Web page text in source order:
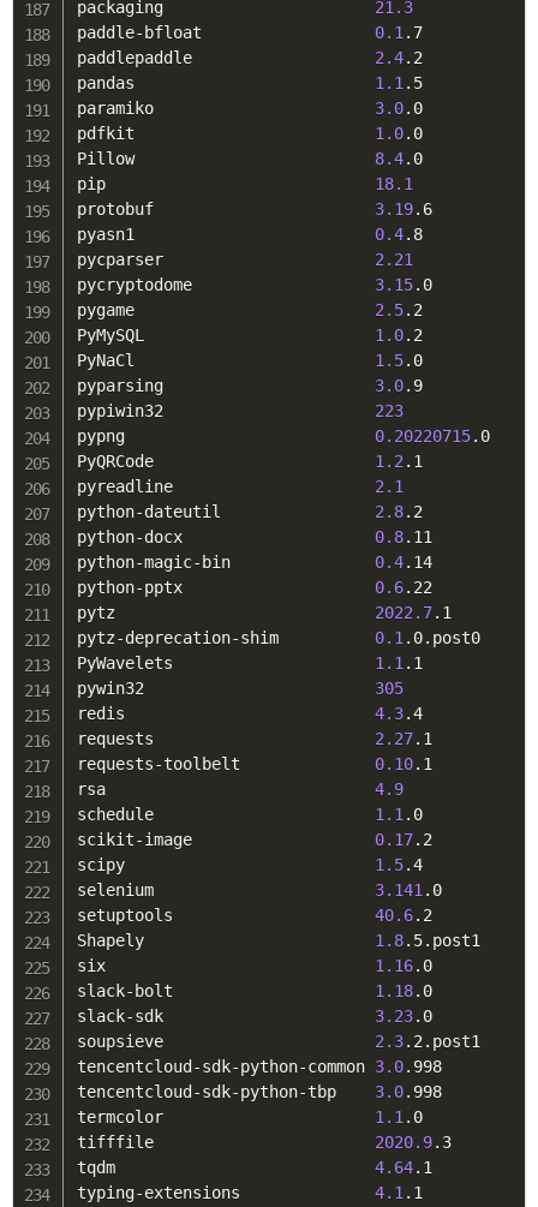
packaging 21.3
paddle-bfloat 0.1 .7
paddlepaddle 2.4.2
pandas 1.1 .5
paramiko 3.0.0
pdfkit 1.0.0
Pillow 8.4.0
pip 18.1
protobuf 3.19.6
pyasn1 0.4.8
pycparser 2.21
pycryptodome 3.15.0
pygame 2.5.2
PyMySQL 1.0.2
PyNaCl 1.5.0
pyparsing 3.0.9
pypiwin32 223
pypng 0.20220715.0
PyQRCode 1.2 .1
pyreadline 2.1
python-dateutil 2.8.2
python-docx 0.8.11
python-magic-bin 0.4.14
python-pptx 0.6.22
pytz 2022.7.1
pytz-deprecation-shim 0.1 .0.post0
PyWavelets 1.1 .1
pywin32 305
redis 4.3.4
requests 2.27.1
requests-toolbelt 0.10.1
rsa 4.9
schedule 1.1 .0
scikit-image 0.17.2
scipy 1.5.4
selenium 3.141 .0
setuptools 40.6.2
Shapely 1.8.5.post1
six 1.16.0
slack-bolt 1.18.0
slack-sdk 3.23.0
soupsieve 2.3.2.post1
tencentcloud-sdk-python-common 3.0.998
tencentcloud-sdk-python-tbp 3.0.998
termcolor 1.1 .0
tifffile 2020.9.3
tqdm 4.64.1
typing-extensions 4.1 .1